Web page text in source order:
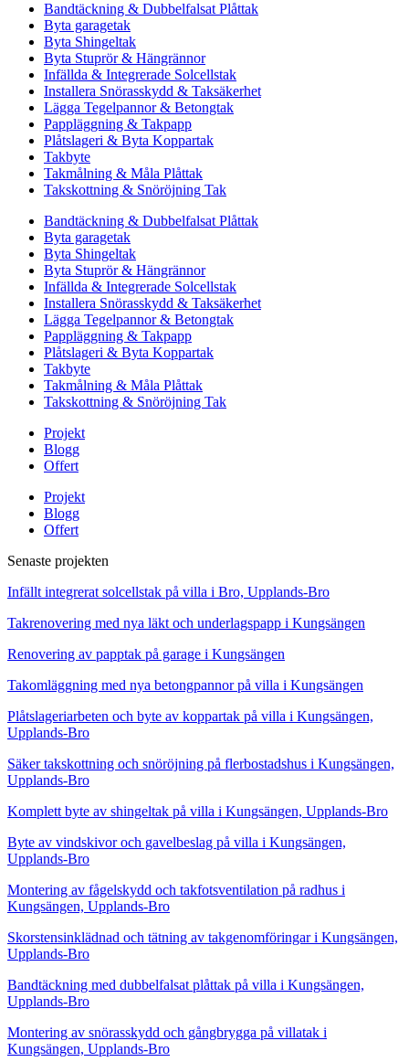
Bandtäckning & Dubbelfalsat Plåttak
Byta garagetak
Byta Shingeltak
Byta Stuprör & Hängrännor
Infällda & Integrerade Solcellstak
Installera Snörasskydd & Taksäkerhet
Lägga Tegelpannor & Betongtak
Pappläggning & Takpapp
Plåtslageri & Byta Koppartak
Takbyte
Takmålning & Måla Plåttak
Takskottning & Snöröjning Tak
Bandtäckning & Dubbelfalsat Plåttak
Byta garagetak
Byta Shingeltak
Byta Stuprör & Hängrännor
Infällda & Integrerade Solcellstak
Installera Snörasskydd & Taksäkerhet
Lägga Tegelpannor & Betongtak
Pappläggning & Takpapp
Plåtslageri & Byta Koppartak
Takbyte
Takmålning & Måla Plåttak
Takskottning & Snöröjning Tak
Projekt
Blogg
Offert
Projekt
Blogg
Offert
Senaste projekten
Infällt integrerat solcellstak på villa i Bro, Upplands-Bro
Takrenovering med nya läkt och underlagspapp i Kungsängen
Renovering av papptak på garage i Kungsängen
Takomläggning med nya betongpannor på villa i Kungsängen
Plåtslageriarbeten och byte av koppartak på villa i Kungsängen,
Upplands-Bro
Säker takskottning och snöröjning på flerbostadshus i Kungsängen,
Upplands-Bro
Komplett byte av shingeltak på villa i Kungsängen, Upplands-Bro
Byte av vindskivor och gavelbeslag på villa i Kungsängen,
Upplands-Bro
Montering av fågelskydd och takfotsventilation på radhus i
Kungsängen, Upplands-Bro
Skorstensinklädnad och tätning av takgenomföringar i Kungsängen,
Upplands-Bro
Bandtäckning med dubbelfalsat plåttak på villa i Kungsängen,
Upplands-Bro
Montering av snörasskydd och gångbrygga på villatak i
Kungsängen, Upplands-Bro